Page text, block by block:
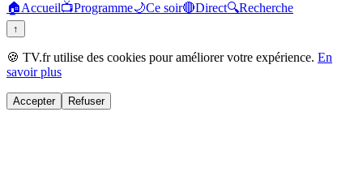
🏠Accueil📺Programme🌙Ce soir🔴Direct🔍Recherche
↑
🍪 TV.fr utilise des cookies pour améliorer votre expérience. En
savoir plus
Accepter Refuser